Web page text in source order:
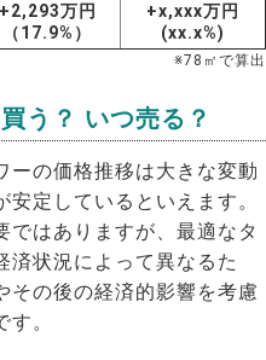
+2,293万円
（17.9%）
+x,xxx万円
(xx.x%)
※78 ㎡で算出
う？ いつ売る？
ーの価格推移は大きな変動
定しているといえます。
ではありますが、最適なタ
済状況によって異なるた
その後の経済的影響を考慮
。